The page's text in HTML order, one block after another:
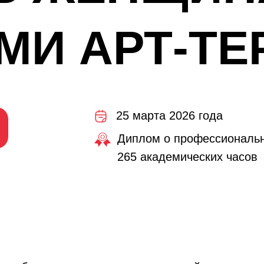
25 марта 2026 года
Диплом о
265 академических часов
АРТ-